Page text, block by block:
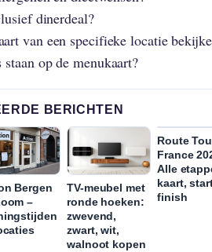
dinerdeal?
van een specifieke locatie
op de menukaart?
BERICHTEN
Bergen
–
TV-meubel met
ronde hoeken:
zwevend,
zwart, wit,
walnoot kopen
Route
France
Alle
kaart,
finish